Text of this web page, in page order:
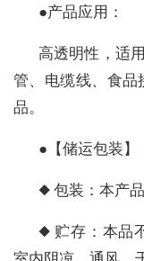
●产品应用：
高透明性，适
管、电缆线、食
品。
●【储运包装】
◆ 包装：本产
◆ 贮存：本品